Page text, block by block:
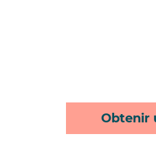
Obtenir